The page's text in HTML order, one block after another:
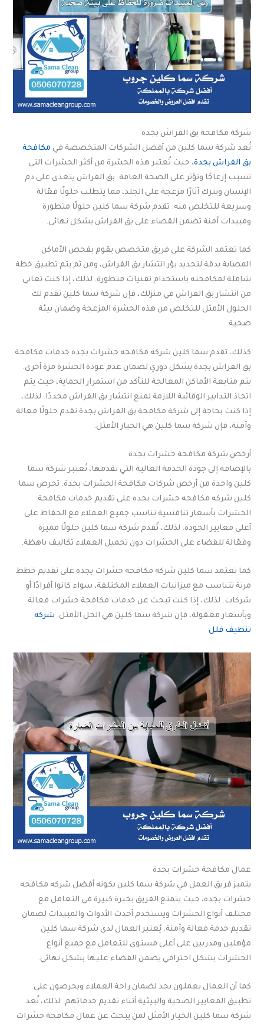
شركة مكافحة بق الفراش بجدة
تُعد شركة سما كلين من أفضل الشركات المتخصصة في مكافحة
بق الفراش بجدة، حيث تُعتبر هذه الحشرة من أكثر الحشرات التي
تسبب إزعاجًا وتؤثر على الصحة العامة. بق الفراش يتغذى على دم
الإنسان ويترك آثارًا مزعجة على الجلد، مما يتطلب حلولًا فعّالة
وسريعة للتخلص منه. تقدم شركة سما كلين حلولًا متطورة
ومبيدات آمنة تضمن القضاء على بق الفراش بشكل نهائي.
كما تعتمد الشركة على فريق متخصص يقوم بفحص الأماكن
المصابة بدقة لتحديد بؤر انتشار بق الفراش، ومن ثم يتم تطبيق خطة
شاملة لمكافحته باستخدام تقنيات متطورة. لذلك، إذا كنت تعاني
من انتشار بق الفراش في منزلك، فإن شركة سما كلين تقدم لك
الحلول الأمثل للتخلص من هذه الحشرة المزعجة وضمان بيئة
صحية.
كذلك، تقدم سما كلين شركه مكافحه حشرات بجده خدمات مكافحة
بق الفراش بجدة بشكل دوري لضمان عدم عودة الحشرة مرة أخرى.
يتم متابعة الأماكن المعالجة للتأكد من استمرار الحماية، حيث يتم
اتخاذ التدابير الوقائية اللازمة لمنع انتشار بق الفراش مجددًا. لذلك،
إذا كنت بحاجة إلى شركة مكافحة بق الفراش بجدة تقدم حلولًا فعالة
وآمنة، فإن شركة سما كلين هي الخيار الأمثل.
أرخص شركة مكافحة حشرات بجدة
بالإضافة إلى جودة الخدمة العالية التي تقدمها، تُعتبر شركة سما
كلين واحدة من أرخص شركات مكافحة الحشرات بجدة. تحرص سما
كلين شركه مكافحه حشرات بجده على تقديم خدمات مكافحة
الحشرات بأسعار تنافسية تناسب جميع العملاء مع الحفاظ على
أعلى معايير الجودة. لذلك، تُقدم شركة سما كلين حلولًا مميزة
وفعّالة للقضاء على الحشرات دون تحميل العملاء تكاليف باهظة.
كما تعتمد سما كلين شركه مكافحه حشرات بجده على تقديم خطط
مرنة تتناسب مع ميزانيات العملاء المختلفة، سواء كانوا أفرادًا أو
شركات. لذلك، إذا كنت تبحث عن خدمات مكافحة حشرات فعالة
وبأسعار معقولة، فإن شركة سما كلين هي الحل الأمثل. شركه
تنظيف فلل
عمال مكافحة حشرات بجدة
يتميز فريق العمل في شركة سما كلين بكونه أفضل شركه مكافحه
حشرات بجده، حيث يتمتع الفريق بخبرة كبيرة في التعامل مع
مختلف أنواع الحشرات ويستخدم أحدث الأدوات والمبيدات لضمان
تقديم خدمة فعالة وآمنة. يُعتبر العمال لدى شركة سما كلين
مؤهلين ومدربين على أعلى مستوى للتعامل مع جميع أنواع
الحشرات بشكل احترافي يضمن القضاء عليها بشكل نهائي.
كما أن العمال يعملون بجد لضمان راحة العملاء ويحرصون على
تطبيق المعايير الصحية والبيئية أثناء تقديم خدماتهم. لذلك، تُعد
شركة سما كلين الخيار الأمثل لمن يبحث عن عمال مكافحة حشرات